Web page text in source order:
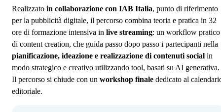
Realizzato in collaborazione con IAB Italia, punto di riferimento
per la pubblicità digitale, il percorso combina teoria e pratica in 32
ore di formazione intensiva in live streaming: un workflow pratico
di content creation, che guida passo dopo passo i partecipanti nella
pianificazione, ideazione e realizzazione di contenuti social in
modo strategico e creativo utilizzando tool, basati su AI generativa.
Il percorso si chiude con un workshop finale dedicato al
editoriale.